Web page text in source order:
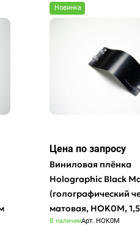
Новинка
Цена по запросу
Виниловая плёнка
Holographic Black
(голографический
матовая, HOK0M,
В наличииАрт. HOK0M